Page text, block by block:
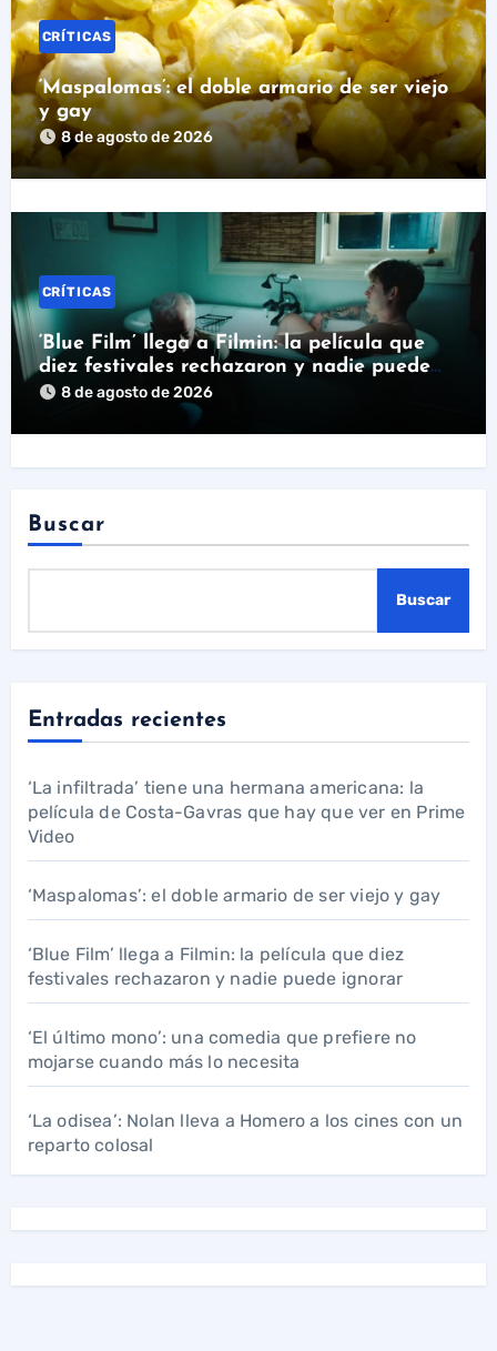
CRÍTICAS
‘Maspalomas’: el doble armario de ser viejo
y gay
8 de agosto de 2026
CRÍTICAS
‘Blue Film’ llega a Filmin: la película que
diez festivales rechazaron y nadie puede
ignorar
8 de agosto de 2026
Buscar
Buscar
Entradas recientes
‘La infiltrada’ tiene una hermana americana: la
película de Costa-Gavras que hay que ver en Prime
Video
‘Maspalomas’: el doble armario de ser viejo y gay
‘Blue Film’ llega a Filmin: la película que diez
festivales rechazaron y nadie puede ignorar
‘El último mono’: una comedia que prefiere no
mojarse cuando más lo necesita
‘La odisea’: Nolan lleva a Homero a los cines con un
reparto colosal